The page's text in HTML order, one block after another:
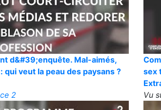
d&#39;enquête. Mal-aimés,
qui veut la peau des paysans ?
2
sex
Vu